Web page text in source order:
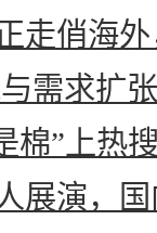
走俏海
需求扩
棉”上热
展演，